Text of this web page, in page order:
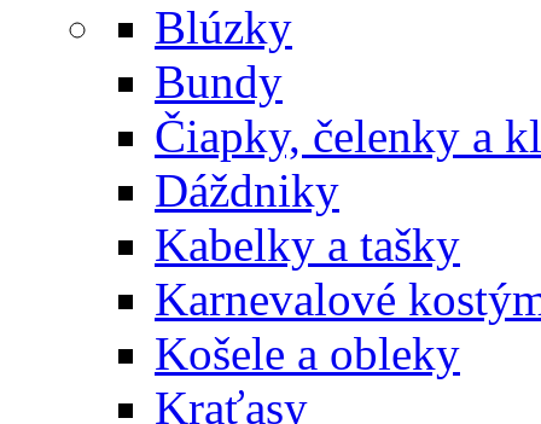
Blúzky
Bundy
Čiapky, čelenky a
Dáždniky
Kabelky a tašky
Karnevalové
Košele a obleky
Kraťasy